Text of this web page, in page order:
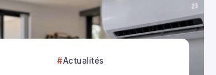
Actualités